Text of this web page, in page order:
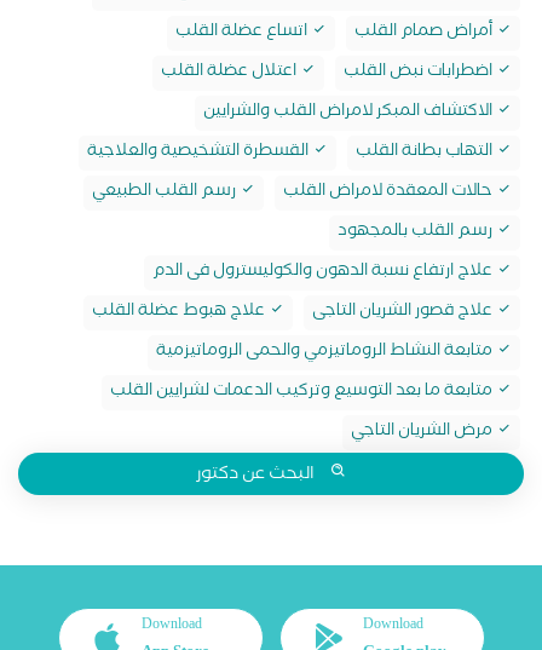
أمراض صمام القلب
اتساع عضلة القلب
اضطرابات نبض القلب
اعتلال عضلة القلب
الاكتشاف المبكر لامراض القلب والشرايين
التهاب بطانة القلب
القسطرة التشخيصية والعلاجية
حالات المعقدة لامراض القلب
رسم القلب الطبيعي
رسم القلب بالمجهود
علاج ارتفاع نسبة الدهون والكوليسترول فى الدم
علاج قصور الشريان التاجى
علاج هبوط عضلة القلب
متابعة النشاط الروماتيزمي والحمى الروماتيزمية
متابعة ما بعد التوسيع وتركيب الدعمات لشرايين القلب
مرض الشريان التاجي
البحث عن دكتور
Download
Download